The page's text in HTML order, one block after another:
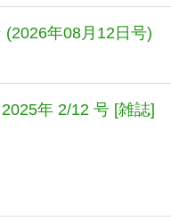
年08月12日号)
年 2/12 号 [雑誌]